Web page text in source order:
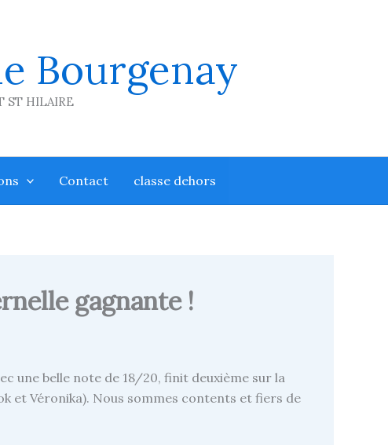
Bourgenay
ST HILAIRE
Contact classe dehors
gagnante !
une belle note de 18/20, finit deuxième sur la
et Véronika). Nous sommes contents et fiers de